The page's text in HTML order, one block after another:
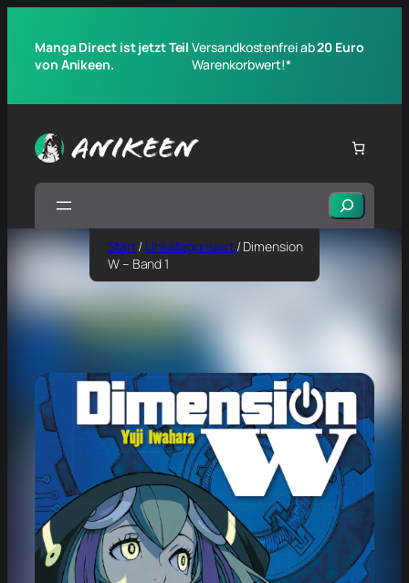
Manga Direct ist jetzt Teil
von Anikeen.
Versandkostenfrei ab20 Euro
Warenkorbwert!*
Suchen
Start/ Unkategorisiert/ Dimension
W – Band 1